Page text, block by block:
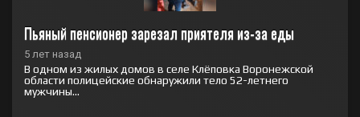
Пьяный пенсионер зарезал приятеля из-за еды
5 лет назад
В одном из жилых домов в селе Клёповка Воронежской
области полицейские обнаружили тело 52-летнего
мужчины...